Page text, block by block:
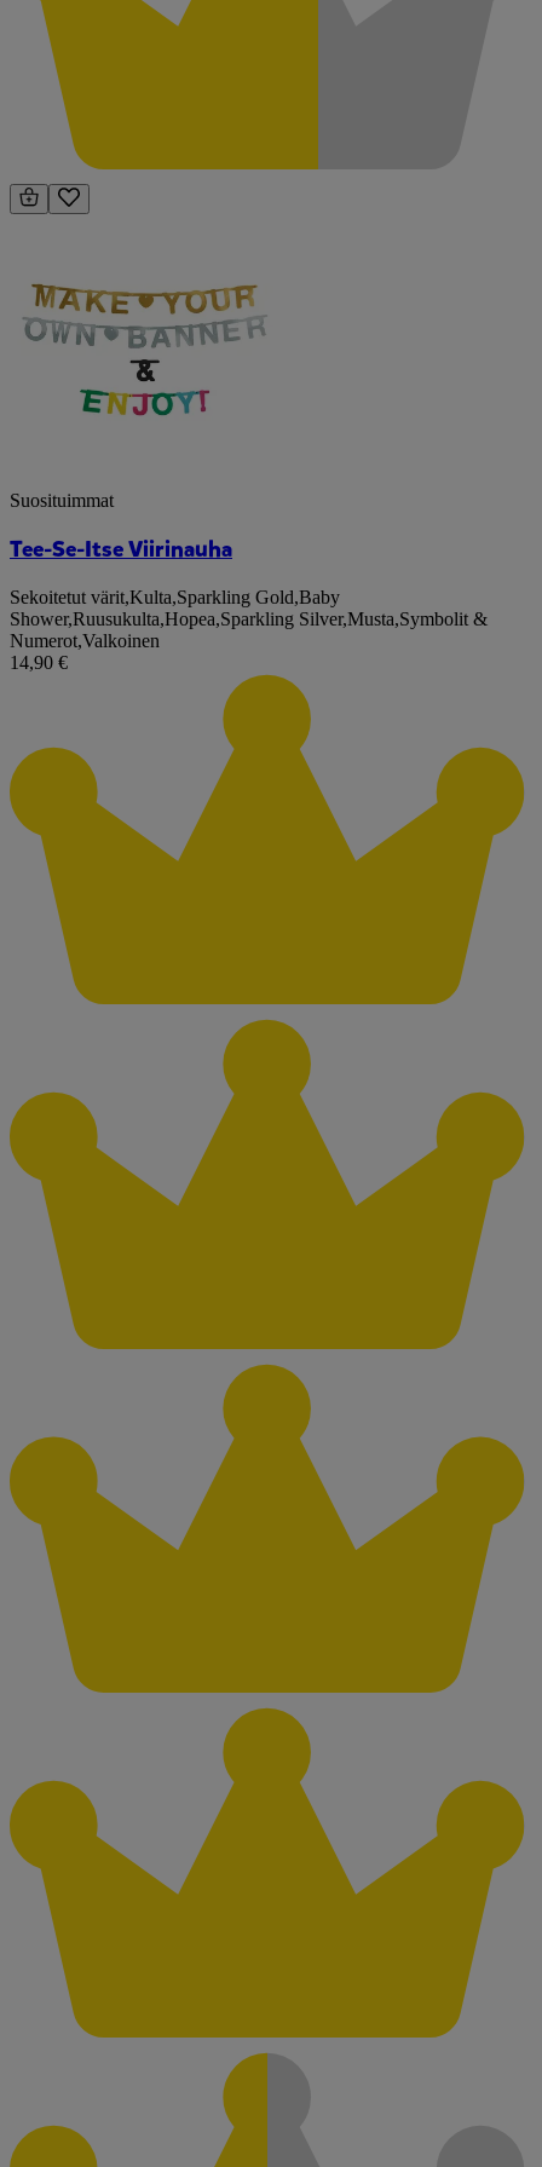
Suosituimmat
Tee-Se-Itse Viirinauha
Sekoitetut värit,Kulta,Sparkling Gold,Baby
Shower,Ruusukulta,Hopea,Sparkling Silver,Musta,Symbolit &
Numerot,Valkoinen
14,90 €